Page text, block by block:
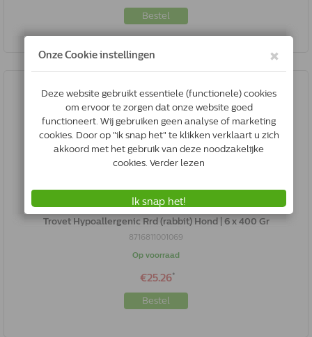
Bestel
Trovet Hypoallergenic Rrd (rabbit) Hond | 6 x 400 Gr
8716811001069
Op voorraad
€25.26*
Bestel